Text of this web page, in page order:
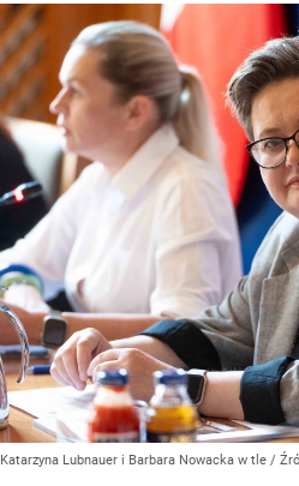
Katarzyna Lubnauer i Barbara Nowacka w tle /